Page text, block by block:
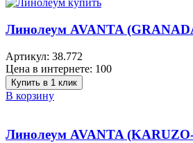
Линолеум AVANTA
Артикул: 38.772
Цена в интернете: 100
Купить в 1 клик
В корзину
Линолеум AVANTA